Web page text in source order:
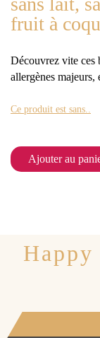
fruit à
Découvrez vite ces
allergènes majeurs,
Ce produit est sans..
Ajouter au